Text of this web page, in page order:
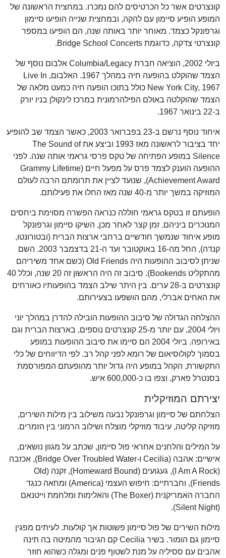
קונצרטים אשר כל הכרטיסים להם נמכרו. במחצית הראשונה של
המופע הופיע סיימון עם להקה, ובמחצית שנייה הופיעו סיימון
וגרפונקל כצמד. מאוחר יותר באותה שנה, הם הופיעו במספר
קונצרטי צדקה, כדוגמת Bridge School Concerts.
ביולי 2002, הוציאה חברת Columbia/Legacy אלבום נוסף של
הצמד שהוקלט בהופעה חיה במהלך 1967. האלבום, Live In
New York City, 1967 כולל בתוכו הופעה חיה כמעט מלאה של
הצמד שהוקלטה באולם הפילהרמונית במרכז לינקולן בניו יורק
ב-22 בינואר 1967.
איחוד נוסף נרשם ב-23 בפברואר 2003, כאשר הצמד שב להופיע
יחד בציבור לראשונה מאז 1993 וביצע את The Sound of
Silence במופע הפתיחה של טקס פרסי גראמי אותה שנה. לפני
ההופעה הוענק לצמד פרס על מפעל חיים (Grammy Lifetime
Achievement Award), שנועד לציין את תרומתם הרבה לעולם
המוזיקה במשך יותר מ-40 שנה מאז החלו את פעילותם.
הופעתם זו בטקס גראמי חוללה כנראה הפשרה מסוימת ביחסים
המנוכרים ביניהם. זמן קצר לאחר מכן, השיקו סיימון וגרפונקל
מופע איחוד שנמשך חודשיים ברחבי ארצות הברית (ובטורונטו,
קנדה), החל מה-16 באוקטובר ועד ה-21 בדצמבר 2003. השם
שניתן לסיבוב ההופעות היה Old Friends (כשם אחד משיריהם
מהתקליט Bookends). סיבוב זה היה הראשון זה 20 שנה, וכלל 40
קונצרטים ב-28 ערים. בין היתר שילב הצמד בהופעותיו כאורחים
את האחים אברלי, מהם הושפעו בצעירותם.
ההצלחה הגדולה של סיבוב ההופעות הובילה להדרן במהלך יוני
ויולי 2004, עם יותר מ-25 קונצרטים נוספים, בארצות הברית וגם
באירופה. ביולי 2004 הם סיימו את סיבוב ההופעות במופע
בסמוך לקולוסיאום של רומא לפני קהל רב. לפי הדיווחים של כלי
התקשורת, הקהל במופע היה גדול יותר מהופעתם המפורסמת
בסנטרל פארק, וצפו בו כ-600,000 איש.
יצירתם המוזיקלית
הצלחתם של סיימון וגרפונקל נבעה משילוב בין מילות השירים,
מוזיקה קליטה, עיבוד מוזיקלי מוצלח ושילוב הרמוני בין הזמרים.
על המילים והלחנים אחראי פול סיימון, שכתב על מגוון נושאים,
אישיים: אהבה (Cecilia ו-Bridge Over Troubled Water), אכזבה
(I Am A Rock), געגועים (Homeward Bound), זקנה (Old
Friends), וחברתיים: חיפוש העצמי (America) ומחאה כנגד
החברה האמריקנית (The Boxer) והאלימות ומלחמת וייטנאם
(Silent Night).
מילות השירים של פול סיימון פשוטות אך קולעות. לעיתים מפגין
סיימון גם הומור. בשיר Cecilia קם הגיבור מהמיטה בה תינה
אהבים עם ססיליה על מנת לשטוף פנים ומגלה כשהוא חוזר